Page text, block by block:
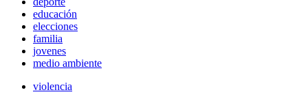
educación
elecciones
familia
jovenes
medio ambiente
violencia